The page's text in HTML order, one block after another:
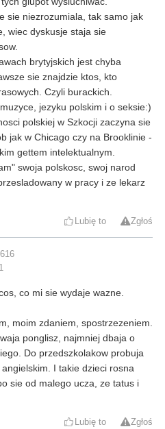
sie niezrozumiala, tak samo jak
wiec dyskusje staja sie
brytyjskich jest chyba
sie znajdzie ktos, kto
Czyli burackich.
jezyku polskim i o seksie:)
polskiej w Szkocji zaczyna sie
jak w Chicago czy na Brooklinie -
gettem intelektualnym.
swoja polskosc, swoj narod
w pracy i ze lekarz
Lubię to Zgłoś
co mi sie wydaje wazne.
moim zdaniem, spostrzezeniem.
ponglisz, najmniej dbaja o
Do przedszkolakow probuja
I takie dzieci rosna
sie od malego ucza, ze tatus i
Lubię to Zgłoś